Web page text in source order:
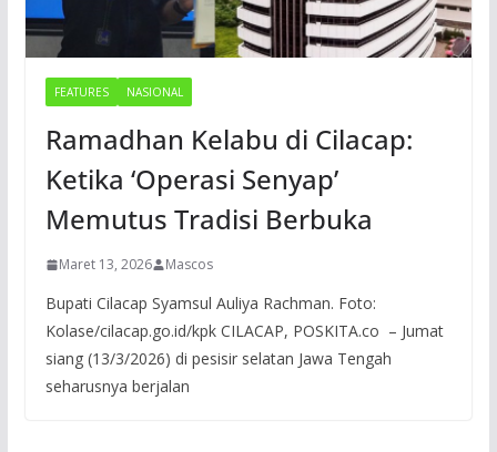
FEATURES NASIONAL
Ramadhan Kelabu di Cilacap:
Ketika ‘Operasi Senyap’
Memutus Tradisi Berbuka
Maret 13, 2026 Mascos
Bupati Cilacap Syamsul Auliya Rachman. Foto:
Kolase/cilacap.go.id/kpk CILACAP, POSKITA.co – Jumat
siang (13/3/2026) di pesisir selatan Jawa Tengah
seharusnya berjalan